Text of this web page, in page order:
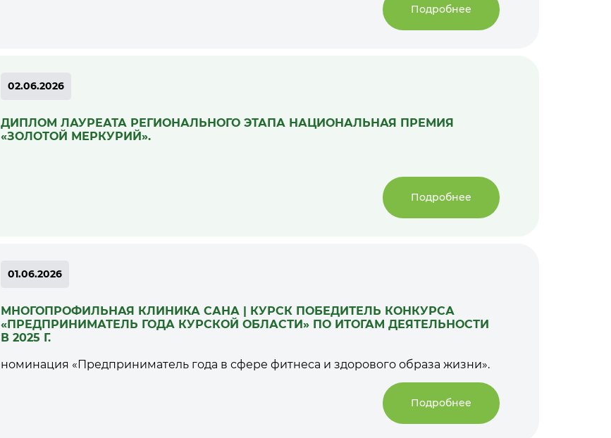
Подробнее
02.06.2026
ДИПЛОМ ЛАУРЕАТА РЕГИОНАЛЬНОГО ЭТАПА НАЦИОНАЛЬНАЯ ПРЕМИЯ
«ЗОЛОТОЙ МЕРКУРИЙ».
Подробнее
01.06.2026
МНОГОПРОФИЛЬНАЯ КЛИНИКА САНА | КУРСК ПОБЕДИТЕЛЬ КОНКУРСА
«ПРЕДПРИНИМАТЕЛЬ ГОДА КУРСКОЙ ОБЛАСТИ» ПО ИТОГАМ ДЕЯТЕЛЬНОСТИ
В 2025 Г.
номинация «Предприниматель года в сфере фитнеса и здорового образа жизни».
Подробнее